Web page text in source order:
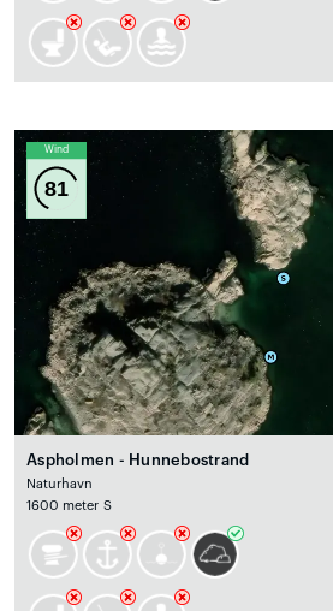
Wind
81
Aspholmen - Hunnebostrand
Naturhavn
1600 meter S